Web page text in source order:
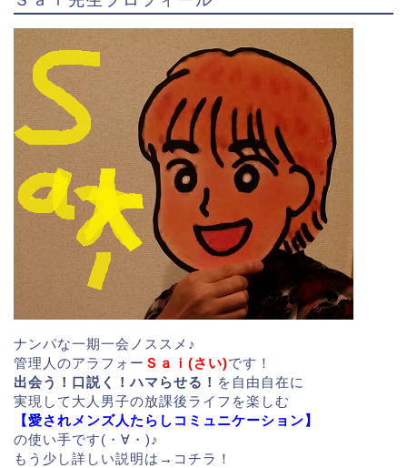
ナンパな一期一会ノススメ♪
管理人のアラフォー Ｓａｉ(さい)です！
出会う！口説く！ハマらせる！ を自由自在に
実現して大人男子の放課後ライフを楽しむ
【愛されメンズ人たらしコミュニケーション】
の使い手です(・∀・)♪
もう少し詳しい説明は→ コチラ！